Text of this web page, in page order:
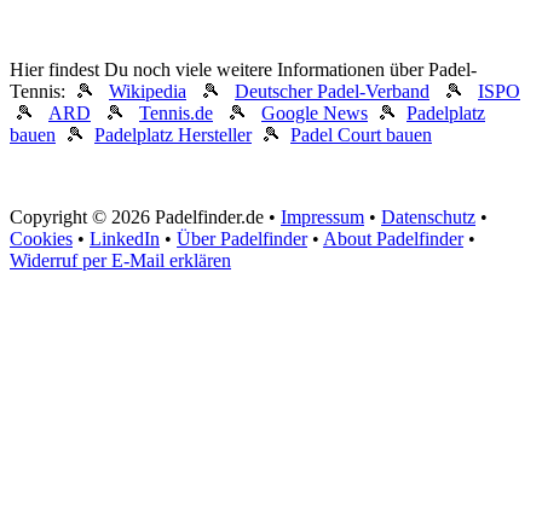
Hier findest Du noch viele weitere Informationen über Padel-
Tennis: 🎾 Wikipedia 🎾 Deutscher Padel-Verband 🎾 ISPO
🎾 ARD 🎾 Tennis.de 🎾 Google News 🎾 Padelplatz
bauen 🎾 Padelplatz Hersteller🎾 Padel Court bauen
Copyright © 2026 Padelfinder.de • Impressum • Datenschutz •
Cookies • LinkedIn • Über Padelfinder• About Padelfinder•
Widerruf per E-Mail erklären